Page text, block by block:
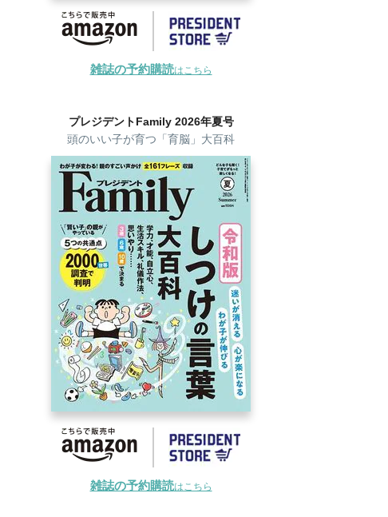
雑誌の予約購読はこちら
プレジデントFamily 2026年夏号
頭のいい子が育つ「育脳」大百科
雑誌の予約購読はこちら